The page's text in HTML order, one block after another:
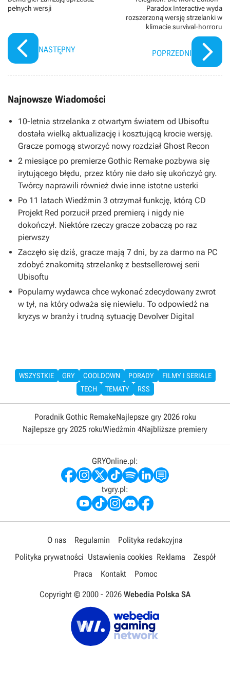
pełnych wersji
NASTĘPNY
Paradox Interactive wyda
rozszerzoną wersję strzelanki w
klimacie survival-horroru
POPRZEDNI
Najnowsze Wiadomości
10-letnia strzelanka z otwartym światem od Ubisoftu
dostała wielką aktualizację i kosztującą krocie wersję.
Gracze pomogą stworzyć nowy rozdział Ghost Recon
2 miesiące po premierze Gothic Remake pozbywa się
irytującego błędu, przez który nie dało się ukończyć gry.
Twórcy naprawili również dwie inne istotne usterki
Po 11 latach Wiedźmin 3 otrzymał funkcję, którą CD
Projekt Red porzucił przed premierą i nigdy nie
dokończył. Niektóre rzeczy gracze zobaczą po raz
pierwszy
Zaczęło się dziś, gracze mają 7 dni, by za darmo na PC
zdobyć znakomitą strzelankę z bestsellerowej serii
Ubisoftu
Popularny wydawca chce wykonać zdecydowany zwrot
w tył, na który odważa się niewielu. To odpowiedź na
kryzys w branży i trudną sytuację Devolver Digital
WSZYSTKIE GRY COOLDOWN PORADY
FILMY I SERIALE
TECH
TEMATY RSS
Poradnik Gothic RemakeNajlepsze gry 2026 roku
Najlepsze gry 2025 rokuWiedźmin 4Najbliższe premiery
GRYOnline.pl:
tvgry.pl:
O nas Regulamin
Polityka redakcyjna
Polityka prywatności Ustawienia cookies Reklama
Zespół
Praca
Kontakt Pomoc
Copyright © 2000 - 2026 Webedia Polska SA